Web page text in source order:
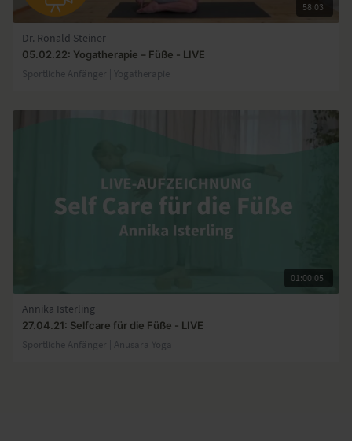
58:03
Dr. Ronald Steiner
05.02.22: Yogatherapie – Füße - LIVE
Sportliche Anfänger | Yogatherapie
01:00:05
Annika Isterling
27.04.21: Selfcare für die Füße - LIVE
Sportliche Anfänger | Anusara Yoga